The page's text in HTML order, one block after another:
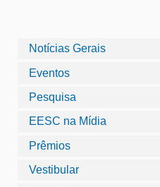
Notícias Gerais
Eventos
Pesquisa
EESC na Mídia
Prêmios
Vestibular